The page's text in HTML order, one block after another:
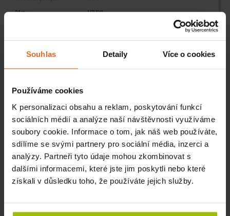
Souhlas Detaily Více o cookies
Používáme cookies
K personalizaci obsahu a reklam, poskytování funkcí
sociálních médií a analýze naší návštěvnosti využíváme
soubory cookie. Informace o tom, jak náš web používáte,
sdílíme se svými partnery pro sociální média, inzerci a
analýzy. Partneři tyto údaje mohou zkombinovat s
dalšími informacemi, které jste jim poskytli nebo které
získali v důsledku toho, že používáte jejich služby.